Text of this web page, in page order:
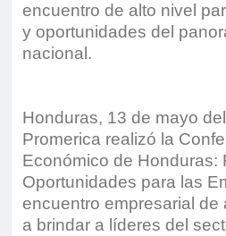
encuentro de alto nivel
y oportunidades del
nacional.
Honduras, 13 de mayo
Promerica realizó la
Económico de Honduras:
Oportunidades para las
encuentro empresarial de
a brindar a líderes del